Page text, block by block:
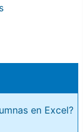
en Excel?